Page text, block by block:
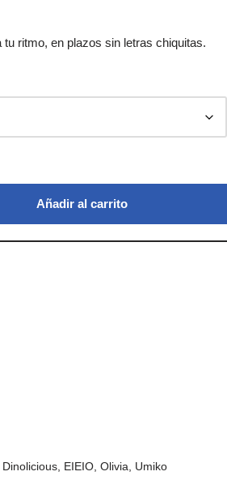
Añadir al carrito
Dinolicious, EIEIO, Olivia, Umiko